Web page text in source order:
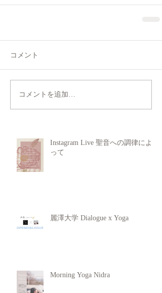
コメント
コメントを追加…
Instagram Live 聖音への調律によ
って
麗澤大学 Dialogue x Yoga
Morning Yoga Nidra